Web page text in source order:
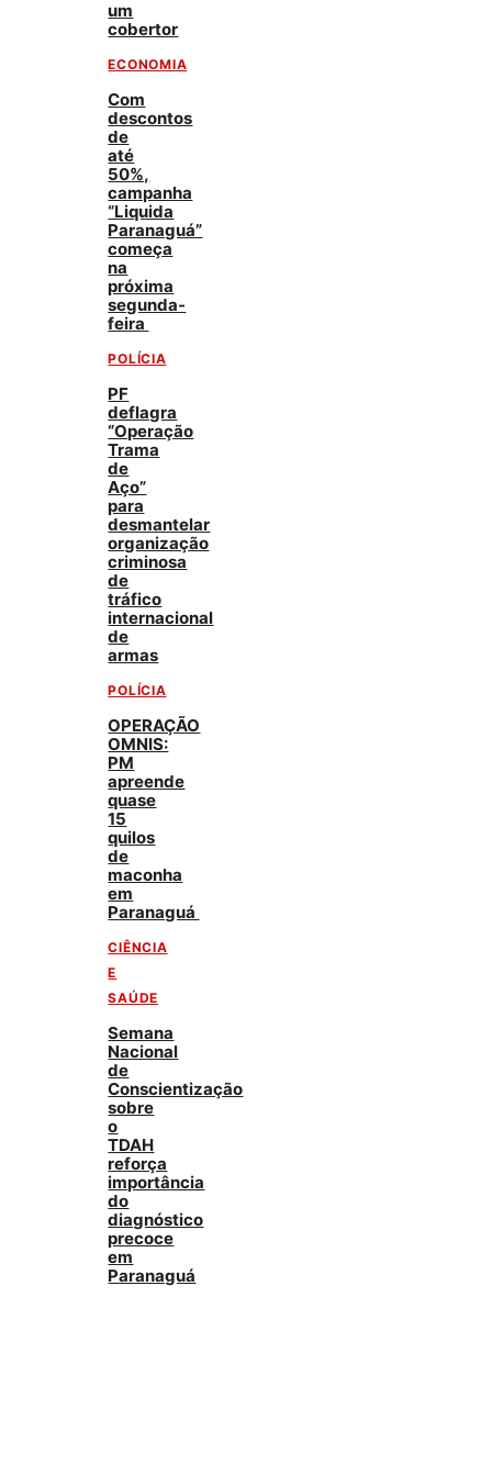
um
cobertor
ECONOMIA
Com
descontos
de
até
50%,
campanha
“Liquida
Paranaguá”
começa
na
próxima
segunda-
feira
POLÍCIA
PF
deflagra
“Operação
Trama
de
Aço”
para
desmantelar
organização
criminosa
de
tráfico
internacional
de
armas
POLÍCIA
OPERAÇÃO
OMNIS:
PM
apreende
quase
15
quilos
de
maconha
em
Paranaguá
CIÊNCIA
E
SAÚDE
Semana
Nacional
de
Conscientização
sobre
o
TDAH
reforça
importância
do
diagnóstico
precoce
em
Paranaguá